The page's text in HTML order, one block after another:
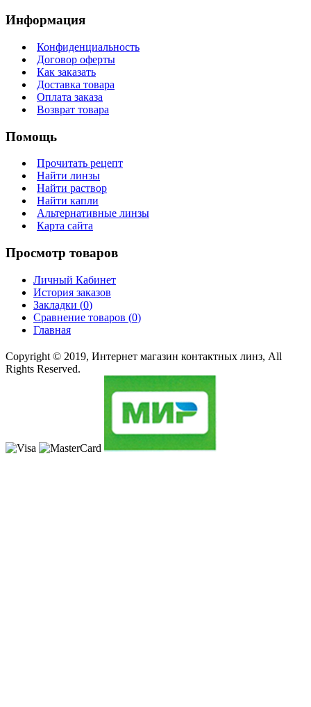
Информация
Конфиденциальность
Договор оферты
Как заказать
Доставка товара
Оплата заказа
Возврат товара
Помощь
Прочитать рецепт
Найти линзы
Найти раствор
Найти капли
Альтернативные линзы
Карта сайта
Просмотр товаров
Личный Кабинет
История заказов
Закладки (0)
Сравнение товаров (0)
Главная
Copyright © 2019, Интернет магазин контактных линз, All
Rights Reserved.